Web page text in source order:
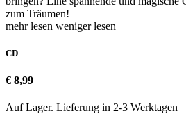
zum Träumen!
mehr lesen weniger lesen
CD
€ 8,99
Auf Lager. Lieferung in 2-3 Werktagen